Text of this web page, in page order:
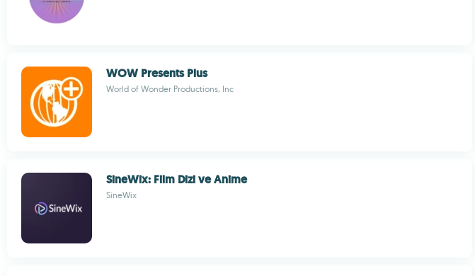
WOW Presents Plus
World of Wonder Productions, Inc
SineWix: Film Dizi ve Anime
SineWix